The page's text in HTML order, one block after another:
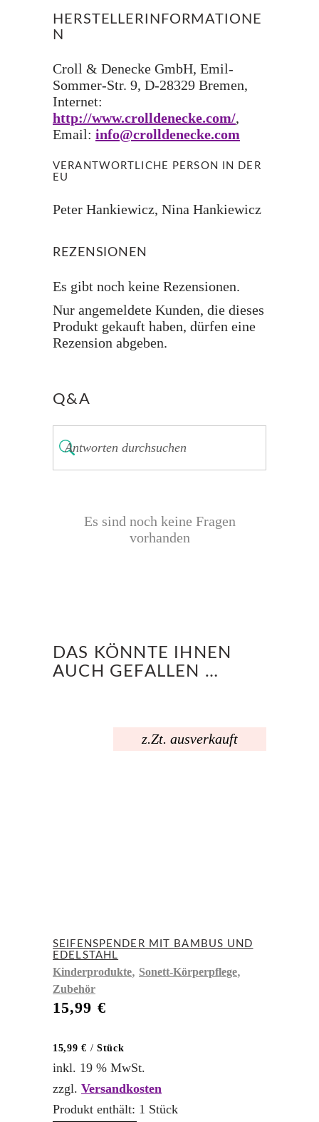
HERSTELLERINFORMATIONE
N
Croll & Denecke GmbH, Emil-
Sommer-Str. 9, D-28329 Bremen,
Internet:
http://www.crolldenecke.com/,
Email: info@crolldenecke.com
VERANTWORTLICHE PERSON IN DER
EU
Peter Hankiewicz, Nina Hankiewicz
REZENSIONEN
Es gibt noch keine Rezensionen.
Nur angemeldete Kunden, die dieses
Produkt gekauft haben, dürfen eine
Rezension abgeben.
Q&A
Es sind noch keine Fragen
vorhanden
DAS KÖNNTE IHNEN
AUCH GEFALLEN …
z.Zt. ausverkauft
SEIFENSPENDER MIT BAMBUS UND
EDELSTAHL
Kinderprodukte, Sonett-Körperpflege,
Zubehör
15,99 €
15,99€ /Stück
inkl. 19 % MwSt.
zzgl. Versandkosten
Produkt enthält: 1 Stück